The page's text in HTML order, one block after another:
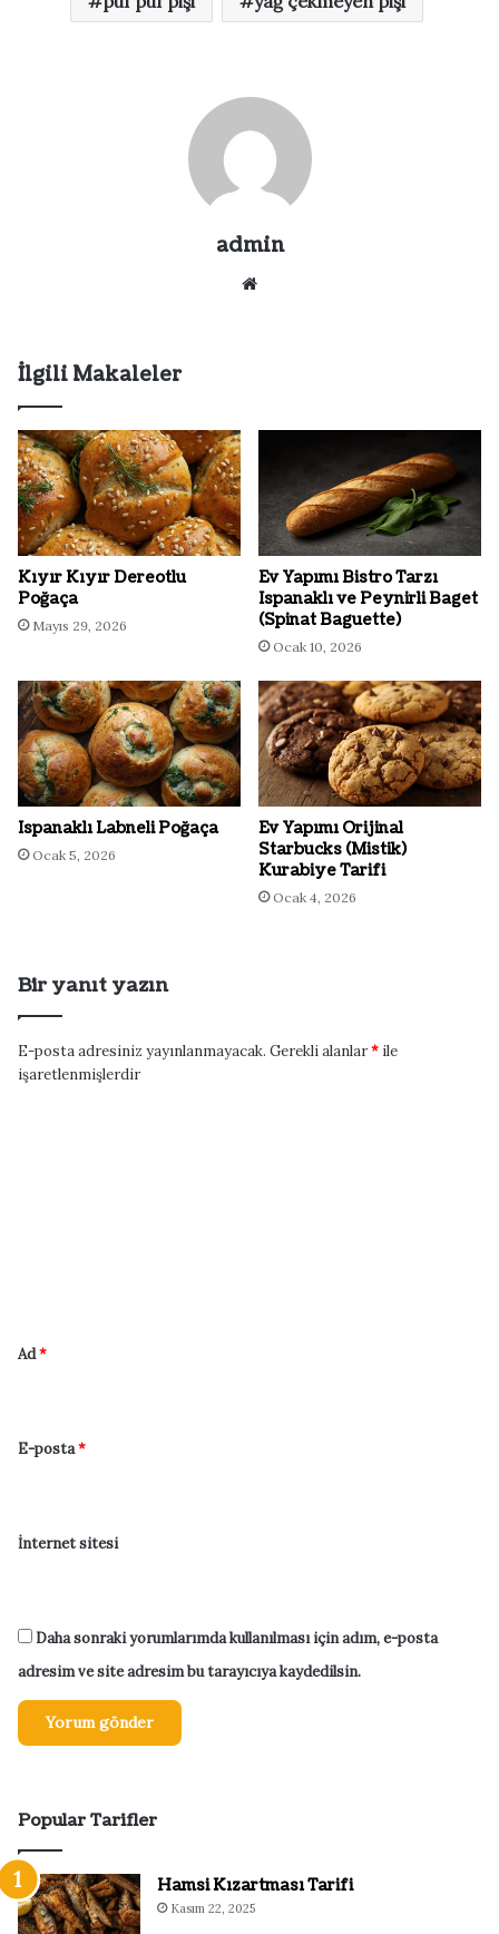
admin
İlgili Makaleler
Kıyır Kıyır Dereotlu
Poğaça
Mayıs 29, 2026
Ev Yapımı Bistro Tarzı
Ispanaklı ve Peynirli Baget
(Spinat Baguette)
Ocak 10, 2026
Ispanaklı Labneli Poğaça
Ocak 5, 2026
Ev Yapımı Orijinal
Starbucks (Mistik)
Kurabiye Tarifi
Ocak 4, 2026
Bir yanıt yazın
E-posta adresiniz yayınlanmayacak. Gerekli alanlar* ile
işaretlenmişlerdir
Ad*
E-posta*
İnternet sitesi
Daha sonraki yorumlarımda kullanılması için adım, e-posta
adresim ve site adresim bu tarayıcıya kaydedilsin.
Popular Tarifler
Hamsi Kızartması Tarifi
Kasım 22, 2025